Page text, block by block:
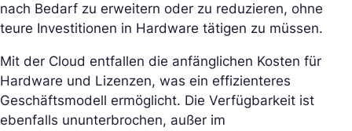
nach Bedarf zu erweitern oder zu reduzieren, ohne
teure Investitionen in Hardware tätigen zu müssen.
Mit der Cloud entfallen die anfänglichen Kosten für
Hardware und Lizenzen, was ein effizienteres
Geschäftsmodell ermöglicht. Die Verfügbarkeit ist
ebenfalls ununterbrochen, außer im